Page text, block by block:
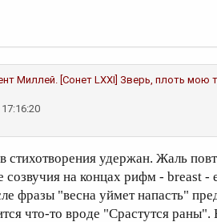
Миллей. [Сонет LXXI] Зверь, плоть мою
стихотворения удержан. Жаль
на концах рифм - breast -
фразы "весна уймет напасть"
что-то вроде "Срастутся раны".